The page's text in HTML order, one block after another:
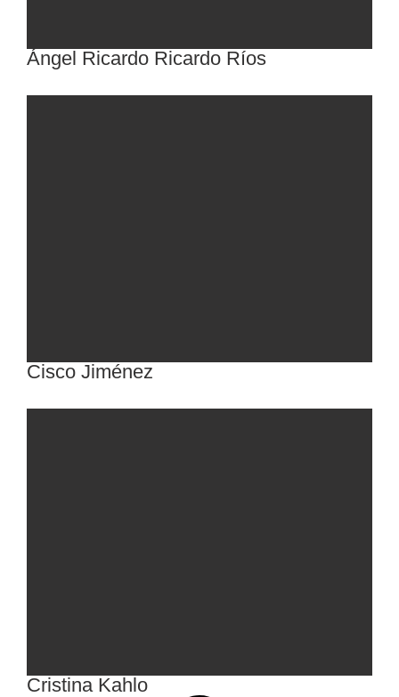
Ángel Ricardo Ricardo Ríos
Cisco Jiménez
Cristina Kahlo